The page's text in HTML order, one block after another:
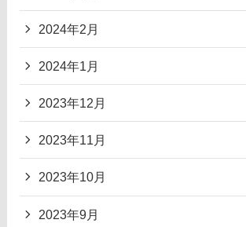
2024年2月
2024年1月
2023年12月
2023年11月
2023年10月
2023年9月